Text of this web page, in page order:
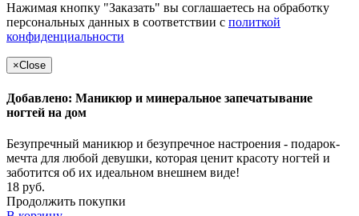
Нажимая кнопку "Заказать" вы соглашаетесь на обработку
персональных данных в соответствии с политкой
конфиденциальности
×Close
Добавлено: Маникюр и минеральное запечатывание
ногтей на дом
Безупречный маникюр и безупречное настроения - подарок-
мечта для любой девушки, которая ценит красоту ногтей и
заботится об их идеальном внешнем виде!
18 руб.
Продолжить покупки